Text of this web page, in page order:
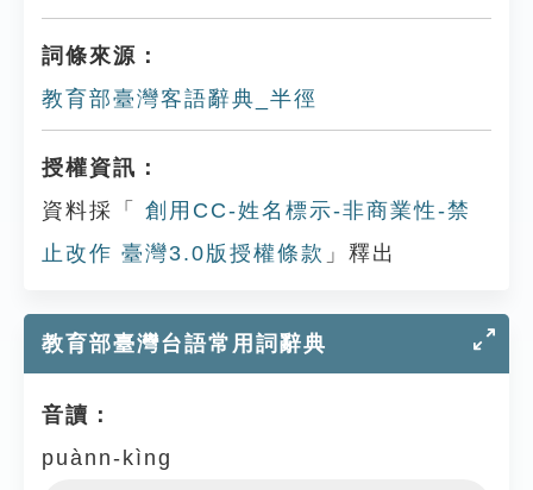
詞條來源：
教育部臺灣客語辭典_半徑
授權資訊：
資料採「
創用CC-姓名標示-非商業性-禁
止改作 臺灣3.0版授權條款 」釋出
教育部臺灣台語常用詞辭典
音讀：
puànn-kìng